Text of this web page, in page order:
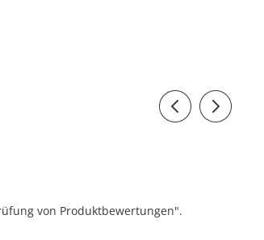
von Produktbewertungen".